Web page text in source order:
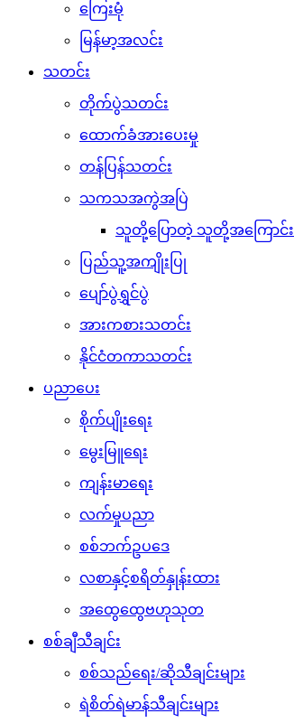
ကြေးမုံ
မြန်မာ့အလင်း
သတင်း
တိုက်ပွဲသတင်း
ထောက်ခံအားပေးမှု
တန်ပြန်သတင်း
သကသအကွဲအပြဲ
သူတို့ပြောတဲ့ သူတို့အကြောင်း
ပြည်သူ့အကျိုးပြု
ပျော်ပွဲရွှင်ပွဲ
အားကစားသတင်း
နိုင်ငံတကာသတင်း
ပညာပေး
စိုက်ပျိုးရေး
မွေးမြူရေး
ကျန်းမာရေး
လက်မှုပညာ
စစ်ဘက်ဥပဒေ
လစာနှင့်စရိတ်နှုန်းထား
အထွေထွေဗဟုသုတ
စစ်ချီသီချင်း
စစ်သည်ရေး/ဆိုသီချင်းများ
ရဲစိတ်ရဲမာန်သီချင်းများ